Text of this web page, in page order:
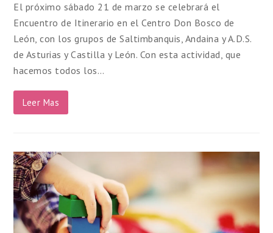
El próximo sábado 21 de marzo se celebrará el
Encuentro de Itinerario en el Centro Don Bosco de
León, con los grupos de Saltimbanquis, Andaina y A.D.S.
de Asturias y Castilla y León. Con esta actividad, que
hacemos todos los…
Leer Mas